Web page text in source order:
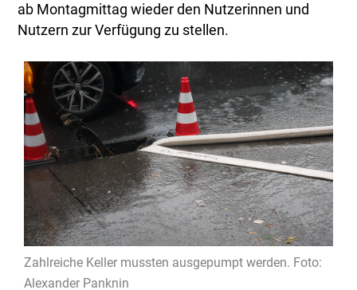
ab Montagmittag wieder den Nutzerinnen und
Nutzern zur Verfügung zu stellen.
Zahlreiche Keller mussten ausgepumpt werden. Foto:
Alexander Panknin